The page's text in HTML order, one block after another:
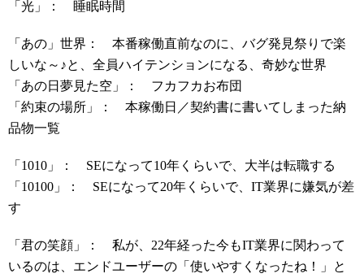
「光」： 睡眠時間
「あの」世界： 本番稼働直前なのに、バグ発見祭りで楽
しいな～♪と、全員ハイテンションになる、奇妙な世界
「あの日夢見た空」： フカフカお布団
「約束の場所」： 本稼働日／契約書に書いてしまった納
品物一覧
「1010」： SEになって10年くらいで、大半は転職する
「10100」： SEになって20年くらいで、IT業界に嫌気が差
す
「君の笑顔」： 私が、22年経った今もIT業界に関わって
いるのは、エンドユーザーの「使いやすくなったね！」と